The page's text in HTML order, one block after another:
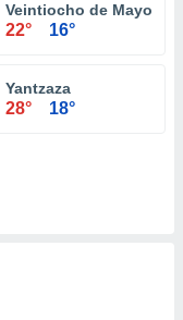
Veintiocho de Mayo
22° 16°
Yantzaza
28° 18°